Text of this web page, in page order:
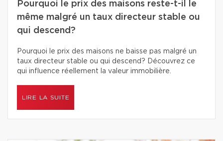
Pourquoi le prix des maisons reste-t-il le
même malgré un taux directeur stable ou
qui descend?
Pourquoi le prix des maisons ne baisse pas malgré un
taux directeur stable ou qui descend? Découvrez ce
qui influence réellement la valeur immobilière.
LIRE LA SUITE